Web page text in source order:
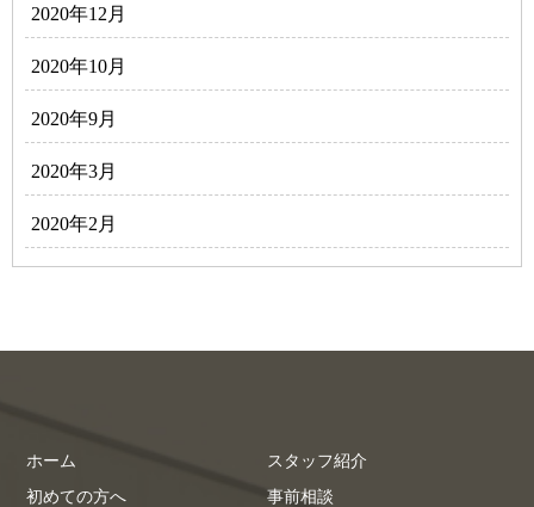
2020年12月
2020年10月
2020年9月
2020年3月
2020年2月
ホーム
初めての方へ
スタッフ紹介
事前相談